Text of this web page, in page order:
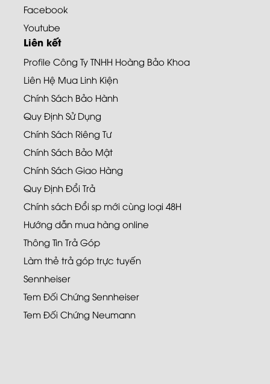
Facebook
Youtube
Liên kết
Profile Công Ty TNHH Hoàng Bảo Khoa
Liên Hệ Mua Linh Kiện
Chính Sách Bảo Hành
Quy Định Sử Dụng
Chính Sách Riêng Tư
Chính Sách Bảo Mật
Chính Sách Giao Hàng
Quy Định Đổi Trả
Chính sách Đổi sp mới cùng loại 48H
Hướng dẫn mua hàng online
Thông Tin Trả Góp
Làm thẻ trả góp trực tuyến
Sennheiser
Tem Đối Chứng Sennheiser
Tem Đối Chứng Neumann